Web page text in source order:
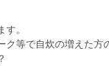
。
ク等で自炊の増えた方